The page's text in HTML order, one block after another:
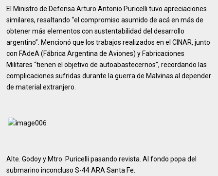
El Ministro de Defensa Arturo Antonio Puricelli tuvo apreciaciones
similares, resaltando “el compromiso asumido de acá en más de
obtener más elementos con sustentabilidad del desarrollo
argentino”. Mencionó que los trabajos realizados en el CINAR, junto
con FAdeA (Fábrica Argentina de Aviones) y Fabricaciones
Militares “tienen el objetivo de autoabastecernos”, recordando las
complicaciones sufridas durante la guerra de Malvinas al depender
de material extranjero.
Alte. Godoy y Mtro. Puricelli pasando revista. Al fondo popa del
submarino inconcluso S-44 ARA Santa Fe.